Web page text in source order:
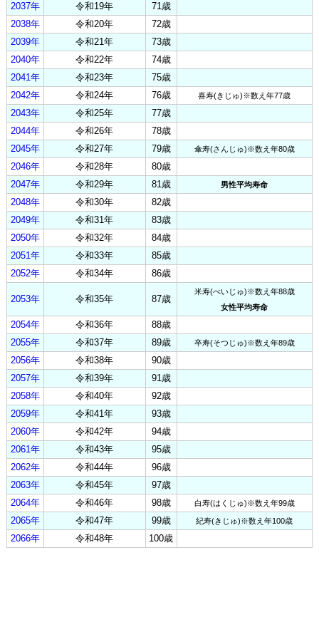
2037年
令和19年
71歳
2038年
令和20年
72歳
2039年
令和21年
73歳
2040年
令和22年
74歳
2041年
令和23年
75歳
2042年
令和24年 76歳 喜寿(きじゅ)※数え年77歳
2043年 令和25年
77歳
2044年
令和26年
78歳
2045年
令和27年 79歳 傘寿(さんじゅ)※数え年80歳
2046年 令和28年
80歳
2047年
令和29年 81歳 男性平均寿命
2048年 令和30年
82歳
2049年
令和31年
83歳
2050年
令和32年
84歳
2051年
令和33年
85歳
2052年
令和34年 86歳
2053年 令和35年 87歳
米寿(べいじゅ)※数え年88歳
女性平均寿命
2054年 令和36年
88歳
2055年
令和37年 89歳 卒寿(そつじゅ)※数え年89歳
2056年 令和38年
90歳
2057年
令和39年
91歳
2058年
令和40年
92歳
2059年
令和41年
93歳
2060年
令和42年
94歳
2061年
令和43年
95歳
2062年
令和44年
96歳
2063年
令和45年
97歳
2064年
令和46年 98歳 白寿(はくじゅ)※数え年99歳
2065年 令和47年 99歳 紀寿(きじゅ)※数え年100歳
2066年 令和48年 100歳